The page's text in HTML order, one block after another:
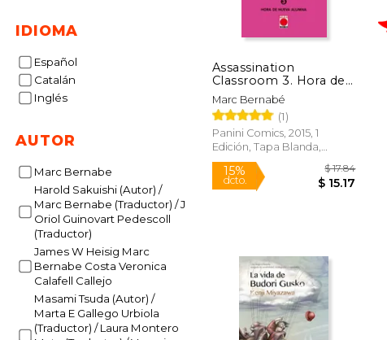
IDIOMA
Español
Catalán
Inglés
AUTOR
Marc Bernabe
Harold Sakuishi (Autor) /
Marc Bernabe (Traductor) / J
Oriol Guinovart Pedescoll
(Traductor)
James W Heisig Marc
Bernabe Costa Veronica
Calafell Callejo
Masami Tsuda (Autor) /
Marta E Gallego Urbiola
(Traductor) / Laura Montero
Assassination
Classroom 3. Hora de
Nueva Alumna
Marc Bernabé
(1)
Panini Comics, 2015, 1
Edición, Tapa Blanda,
Nuevo
15%
dcto.